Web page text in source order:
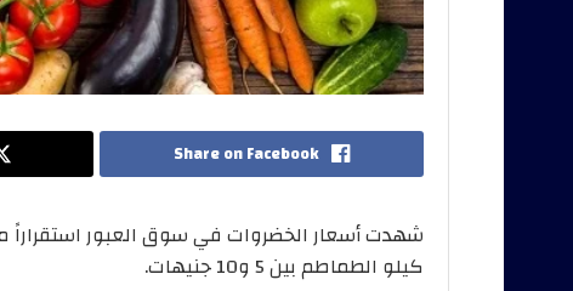
Share on Facebook
كيلو الطماطم بين 5 و10 جنيهات.